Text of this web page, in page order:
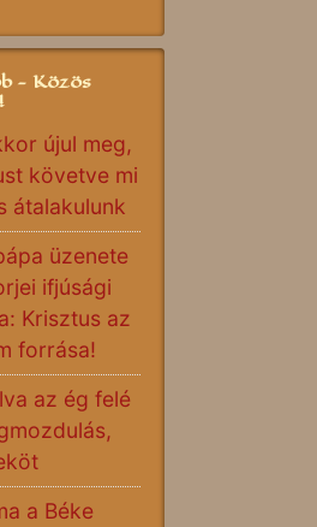
- Közös
újul meg,
követve mi
átalakulunk
üzenete
ifjúsági
Krisztus az
forrása!
az ég felé
a Béke